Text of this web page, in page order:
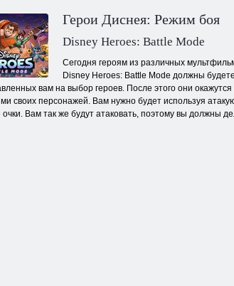
Король бойцов 97
животными
Герои Диснея: Режим боя
Disney Heroes: Battle Mode
Сегодня героям из различных
Disney Heroes: Battle Mode должны
вам на выбор героев. После этого они
своих персонажей. Вам нужно будет используя
очки. Вам так же будут атаковать, поэтому вы должны